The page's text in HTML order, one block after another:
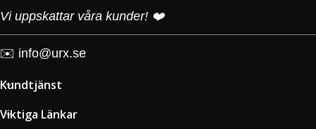
Vi uppskattar våra kunder! ❤️
✉️ info@urx.se
Kundtjänst
Viktiga Länkar